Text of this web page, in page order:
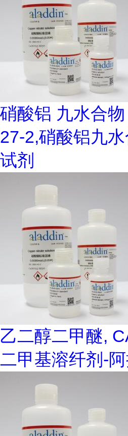
硝酸铝 九水合
27-2,硝酸铝九
试剂
乙二醇二甲醚,
二甲基溶纤剂-